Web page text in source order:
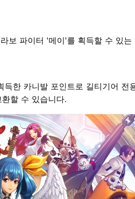
보 파이터 '메이'를 획득할 수 있는
한 카니발 포인트로 길티기어 전
할 수 있습니다.